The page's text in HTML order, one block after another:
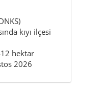
kıyı ilçesi
hektar
2026